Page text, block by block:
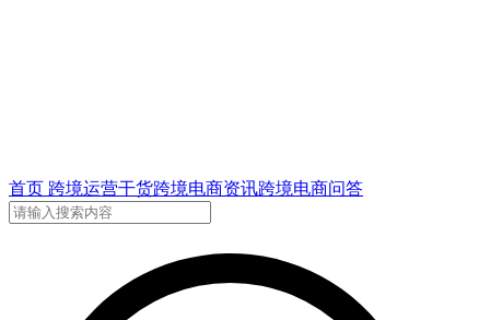
首页 跨境运营干货跨境电商资讯跨境电商问答